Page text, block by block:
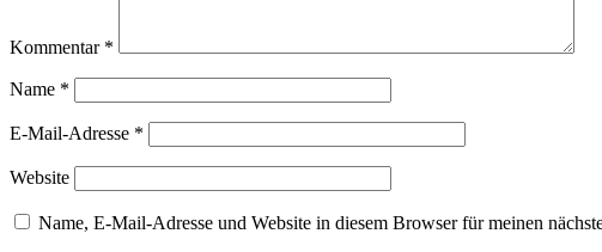
Kommentar *
Name *
E-Mail-Adresse *
Website
Name, E-Mail-Adresse und Website in diesem Browser für meinen